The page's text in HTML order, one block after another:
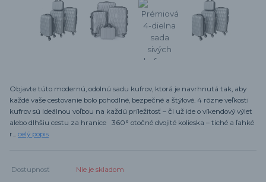
Objavte túto modernú, odolnú sadu kufrov, ktorá je navrhnutá tak, aby
každé vaše cestovanie bolo pohodlné, bezpečné a štýlové. 4 rôzne veľkosti
kufrov sú ideálnou voľbou na každú príležitosť – či už ide o víkendový výlet
alebo dlhšiu cestu za hranice 360° otočné dvojité kolieska – tiché a ľahké
r... celý popis
Dostupnosť Nie je skladom